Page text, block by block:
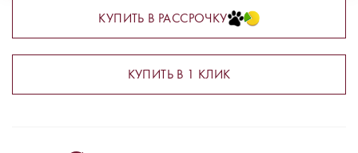
КУПИТЬ В РАССРОЧКУ
КУПИТЬ В 1 КЛИК